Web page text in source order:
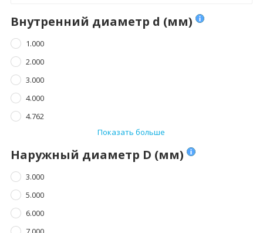
3.000
Статическая
нагрузка C0r (N)
Статическая нагрузка C0r (N)
Внутренний диаметр d (мм)
1.000
2.000
3.000
4.000
4.762
Показать больше
Наружный диаметр D (мм)
3.000
5.000
6.000